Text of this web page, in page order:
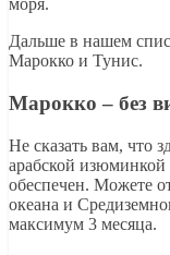
моря.
Дальше в нашем
Марокко и Тунис.
Марокко – без
Не сказать вам, что
арабской
обеспечен. Можете
океана и
максимум 3 месяца.